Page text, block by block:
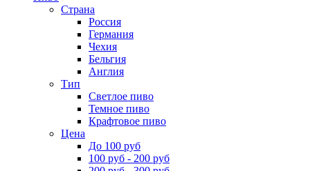
Страна
Россия
Германия
Чехия
Бельгия
Англия
Тип
Светлое пиво
Темное пиво
Крафтовое пиво
Цена
До 100 руб
100 руб - 200 руб